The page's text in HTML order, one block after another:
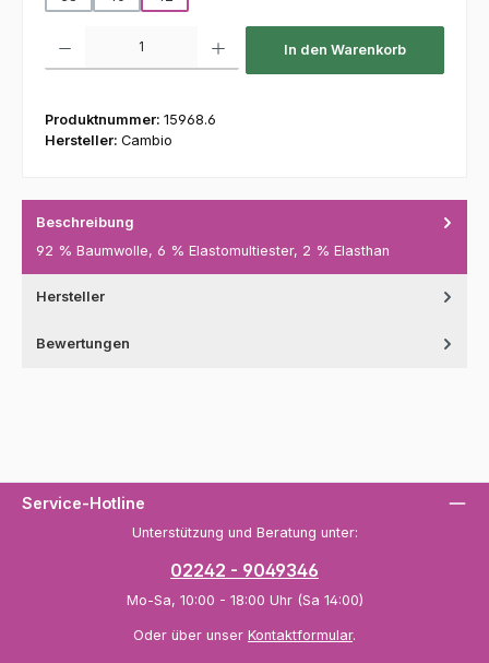
In den Warenkorb
Produktnummer: 15968.6
Hersteller: Cambio
Beschreibung
92 % Baumwolle, 6 % Elastomultiester, 2 % Elasthan
Hersteller
Bewertungen
Service-Hotline
Unterstützung und Beratung unter:
02242 - 9049346
Mo-Sa, 10:00 - 18:00 Uhr (Sa 14:00)
Oder über unser Kontaktformular.